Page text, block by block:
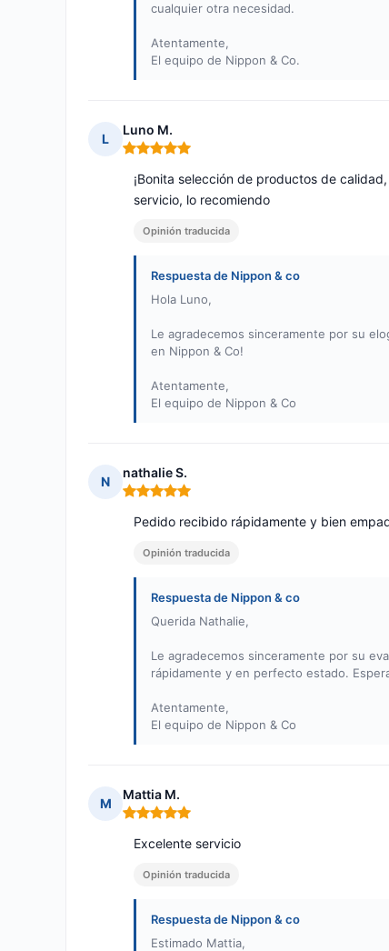
cualquier otra necesidad.
Atentamente,
El equipo de Nippon & Co.
L
Luno M.
Nota: 5 de 5
¡Bonita selección de productos de
servicio, lo recomiendo
Opinión traducida
Respuesta de Nippon & co
Hola Luno,
Le agradecemos sinceramente por su
en Nippon & Co!
Atentamente,
El equipo de Nippon & Co
N
nathalie S.
Nota: 5 de 5
Pedido recibido rápidamente y bien
Opinión traducida
Respuesta de Nippon & co
Querida Nathalie,
Le agradecemos sinceramente por su
rápidamente y en perfecto estado.
Atentamente,
El equipo de Nippon & Co
M
Mattia M.
Nota: 5 de 5
Excelente servicio
Opinión traducida
Respuesta de Nippon & co
Estimado Mattia,